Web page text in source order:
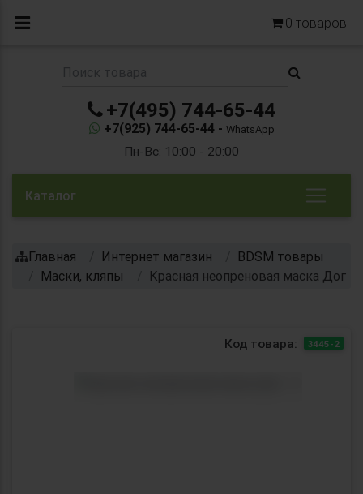
0 товаров
+7(495) 744-65-44
+7(925) 744-65-44 - WhatsApp
Пн-Вс: 10:00 - 20:00
Каталог
Главная Интернет магазин
BDSM товары
Маски, кляпы
Красная неопреновая маска Дог
Код товара: 3445-2